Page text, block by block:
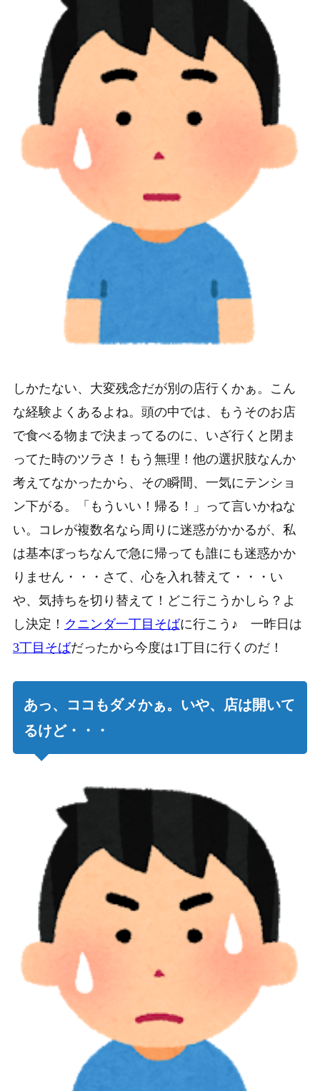
しかたない、大変残念だが別の店行くかぁ。こん
な経験よくあるよね。頭の中では、もうそのお店
で食べる物まで決まってるのに、いざ行くと閉ま
ってた時のツラさ！もう無理！他の選択肢なんか
考えてなかったから、その瞬間、一気にテンショ
ン下がる。「もういい！帰る！」って言いかねな
い。コレが複数名なら周りに迷惑がかかるが、私
は基本ぼっちなんで急に帰っても誰にも迷惑かか
りません・・・さて、心を入れ替えて・・・い
や、気持ちを切り替えて！どこ行こうかしら？よ
し決定！ クニンダ一丁目そばに行こう♪ 一昨日は
3丁目そばだったから今度は1丁目に行くのだ！
あっ、ココもダメかぁ。いや、店は開いて
るけど・・・